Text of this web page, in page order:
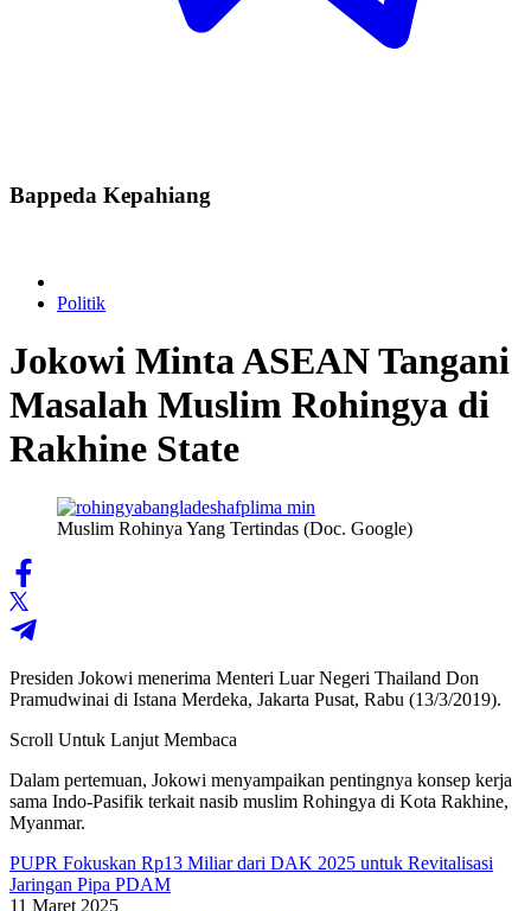
Bappeda Kepahiang
Politik
Jokowi Minta ASEAN Tangani
Masalah Muslim Rohingya di
Rakhine State
Muslim Rohinya Yang Tertindas (Doc. Google)
Presiden Jokowi menerima Menteri Luar Negeri Thailand Don
Pramudwinai di Istana Merdeka, Jakarta Pusat, Rabu (13/3/2019).
Scroll Untuk Lanjut Membaca
Dalam pertemuan, Jokowi menyampaikan pentingnya konsep kerja
sama Indo-Pasifik terkait nasib muslim Rohingya di Kota Rakhine,
Myanmar.
PUPR Fokuskan Rp13 Miliar dari DAK 2025 untuk Revitalisasi
Jaringan Pipa PDAM
11 Maret 2025